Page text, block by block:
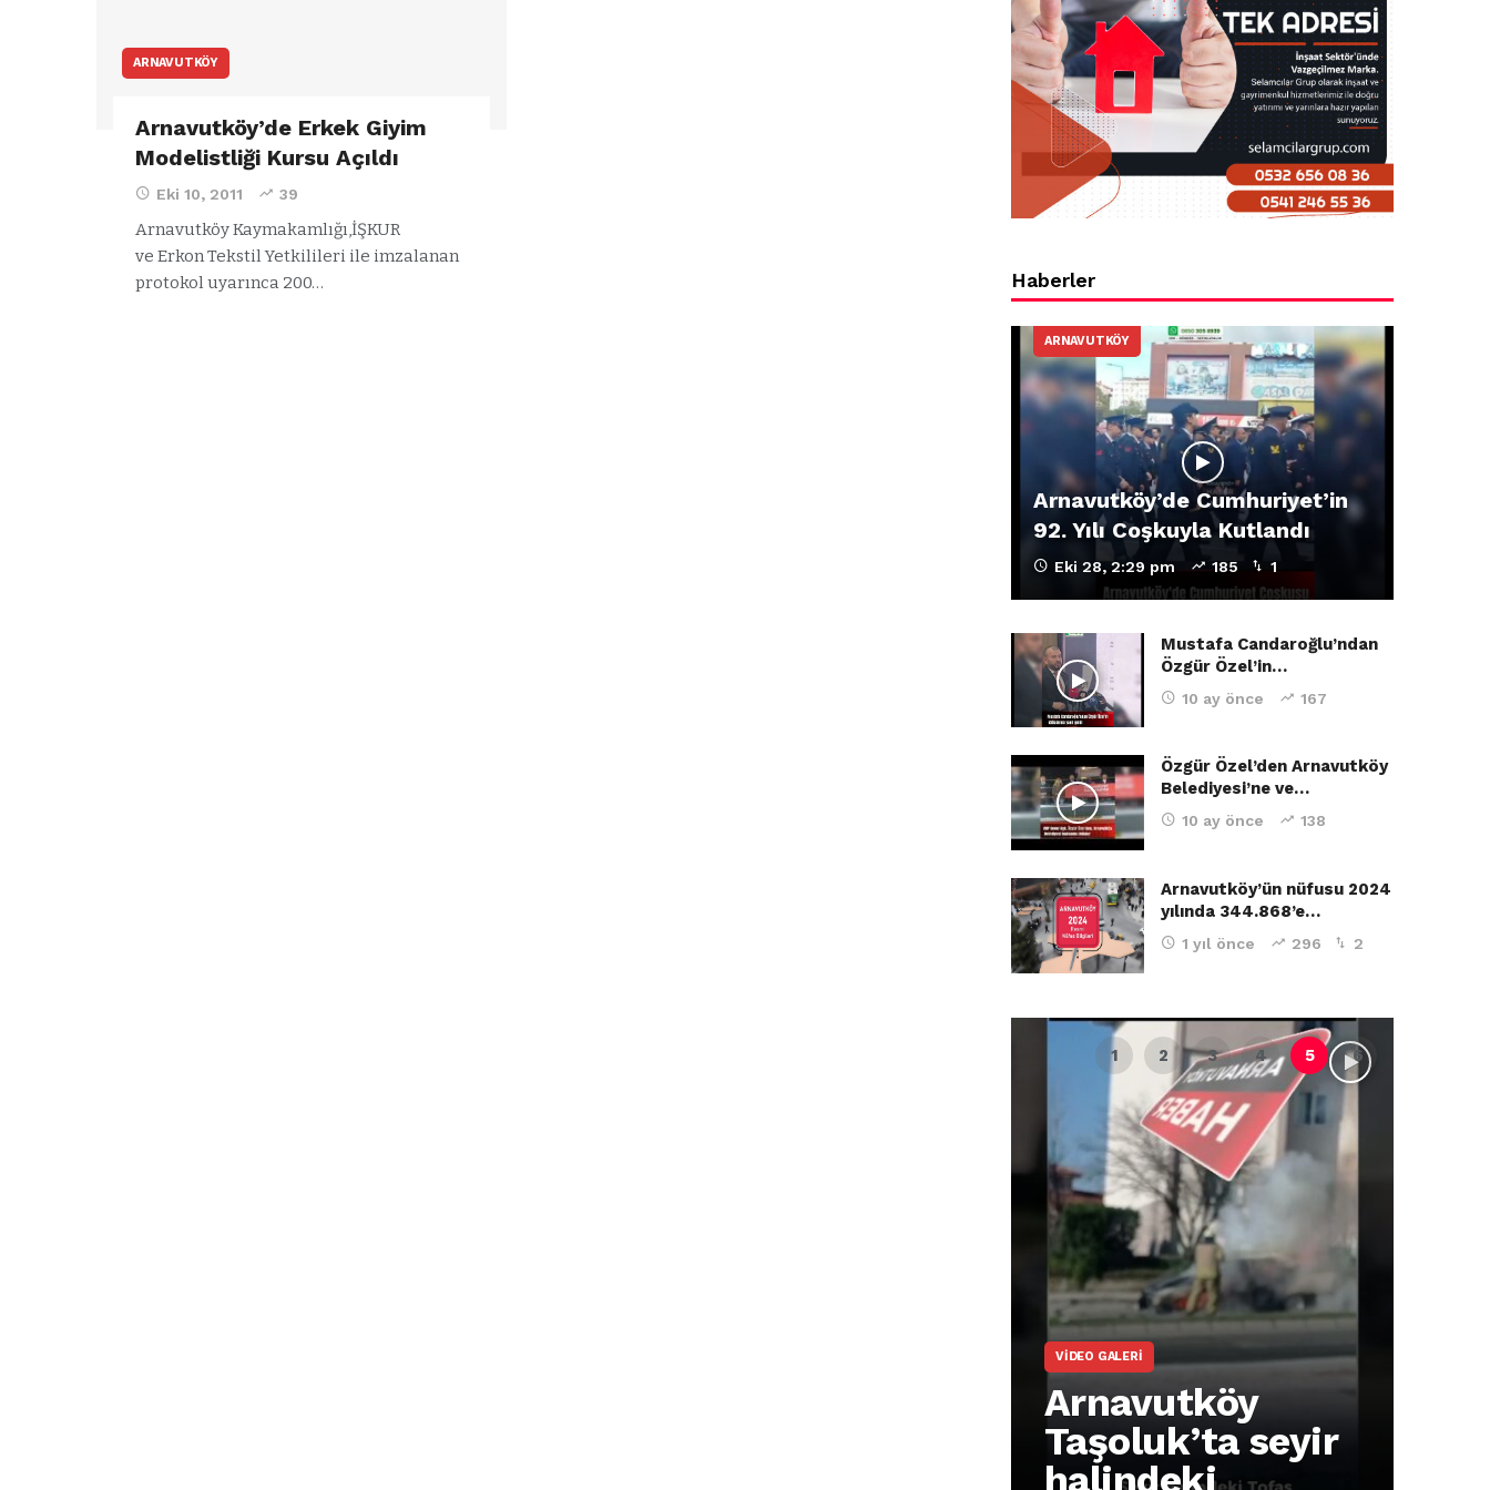
ARNAVUTKÖY
Arnavutköy’de Erkek Giyim
Modelistliği Kursu Açıldı
Eki 10, 2011 39
Arnavutköy Kaymakamlığı,İŞKUR
ve Erkon Tekstil Yetkilileri ile imzalanan
protokol uyarınca 200…
Haberler
ARNAVUTKÖY
Arnavutköy’de Cumhuriyet’in
92. Yılı Coşkuyla Kutlandı
Eki 28, 2:29 pm 185 1
Mustafa Candaroğlu’ndan
Özgür Özel’in…
10 ay önce 167
Özgür Özel’den Arnavutköy
Belediyesi’ne ve…
10 ay önce 138
Arnavutköy’ün nüfusu 2024
yılında 344.868’e…
1 yıl önce 296 2
VIDEO GALERI
Arnavutköy
Taşoluk’ta seyir
halindeki